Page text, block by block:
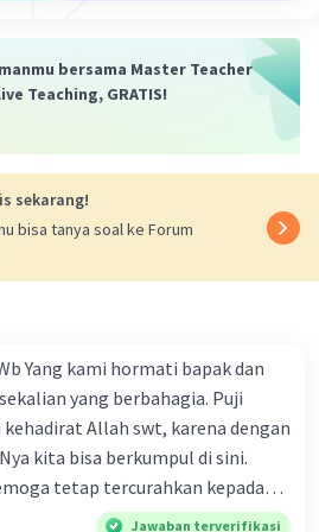
dan Solidaritas:
Novel ini
antarmanusia, terutama
karakternya mengalami
dan spiritual yang
mereka satu sama lain,
yang kuat di antara mereka.
Perempuan:"Amba" menyoroti
dalam masyarakat dan
dalam
diri. Novel ini mengangkat isu-
emansipasi perempuan, serta
karakter perempuan
Penghormatan Terhadap
bersama Master Teacher
Teaching, GRATIS!
sekarang!
bisa tanya soal ke Forum
Yang kami hormati bapak dan
yang berbahagia. Puji
Allah swt, karena dengan
kita bisa berkumpul di sini.
tetap tercurahkan kepada
saw, karena beliau
Jawaban terverifikasi